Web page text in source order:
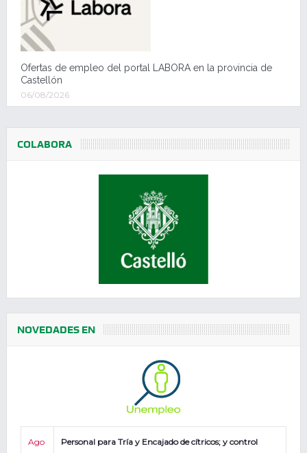
Ofertas de empleo del portal LABORA en la provincia de
Castellón
06/08/2026
COLABORA
NOVEDADES EN
Ago
Personal para Tría y Encajado de cítricos; y control